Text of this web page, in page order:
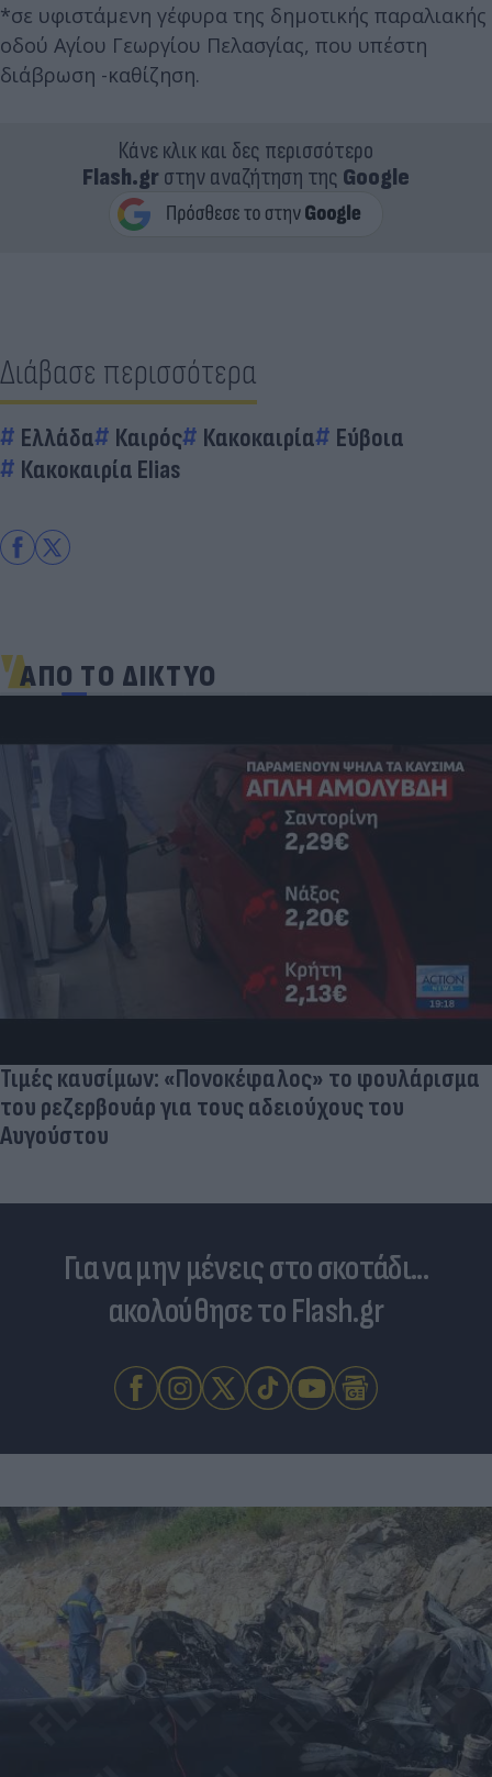
*σε υφιστάμενη γέφυρα της δημοτικής παραλιακής
οδού Αγίου Γεωργίου Πελασγίας, που υπέστη
διάβρωση -καθίζηση.
Κάνε κλικ και δες περισσότερο
Flash.grστην αναζήτηση της Google
Διάβασε περισσότερα
Ελλάδα Καιρός Κακοκαιρία
Εύβοια
Κακοκαιρία Elias
ΑΠΟ ΤΟ ΔΙΚΤΥΟ
Τιμές καυσίμων: «Πονοκέφαλος» το φουλάρισμα
του ρεζερβουάρ για τους αδειούχους του
Αυγούστου
Για να μην μένεις στο σκοτάδι...
ακολούθησε το Flash.gr